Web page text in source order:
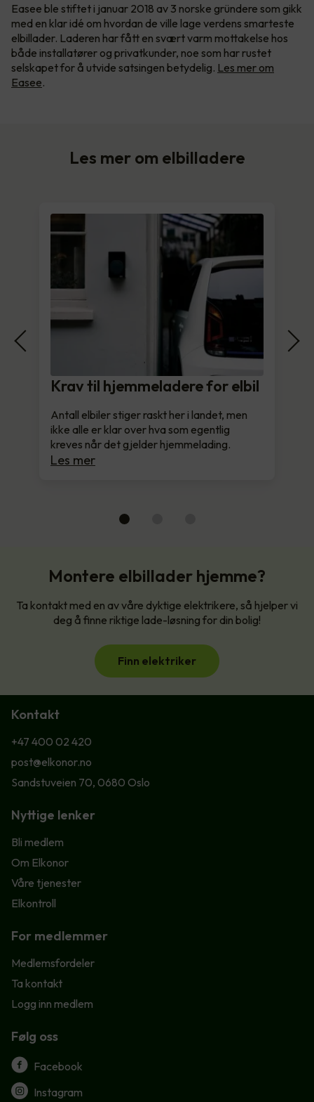
Easee ble stiftet i januar 2018 av 3 norske gründere som gikk
med en klar idé om hvordan de ville lage verdens smarteste
elbillader. Laderen har fått en svært varm mottakelse hos
både installatører og privatkunder, noe som har rustet
selskapet for å utvide satsingen betydelig. Les mer om
Easee.
Les mer om elbilladere
Krav til hjemmeladere for elbil
Antall elbiler stiger raskt her i landet, men
ikke alle er klar over hva som egentlig
kreves når det gjelder hjemmelading.
Les mer
Montere elbillader hjemme?
Ta kontakt med en av våre dyktige elektrikere, så hjelper vi
deg å finne riktige lade-løsning for din bolig!
Finn elektriker
Kontakt
+47 400 02 420
post@elkonor.no
Sandstuveien 70, 0680 Oslo
Nyttige lenker
Bli medlem
Om Elkonor
Våre tjenester
Elkontroll
For medlemmer
Medlemsfordeler
Ta kontakt
Logg inn medlem
Følg oss
Facebook
Instagram